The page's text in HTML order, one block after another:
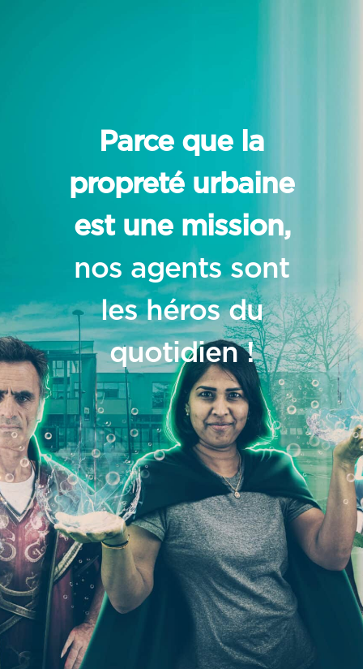
Parce que la
propreté urbaine
est une mission,
nos agents sont
les héros du
quotidien !